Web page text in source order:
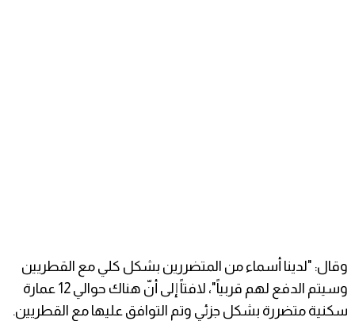
وقال: "لدينا أسماء من المتضررين بشكل كلي مع القطريين
وسيتم الدفع لهم قربياً"، لافتاً إلى أنّ هناك حوالي 12 عمارة
سكنية متضررة بشكل جزئي وتم التوافق عليها مع القطريين.